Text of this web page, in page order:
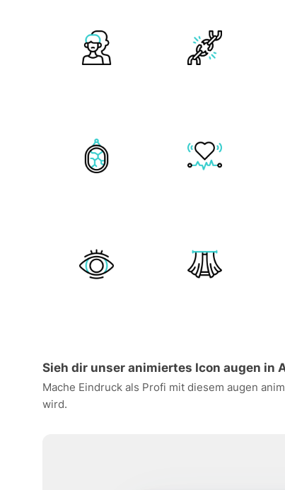
Sieh dir unser animiertes Icon augen in
Mache Eindruck als Profi mit diesem augen
wird.